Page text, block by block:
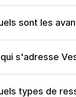
sont les
s'adresse
types de